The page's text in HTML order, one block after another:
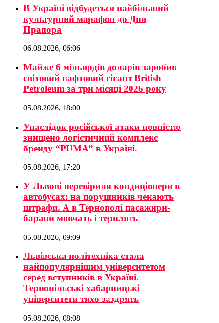
В Україні відбудеться найбільший
культурний марафон до Дня
Прапора
06.08.2026, 06:06
Майже 6 мільярдів доларів заробив
світовий нафтовий гігант British
Petroleum за три місяці 2026 року
05.08.2026, 18:00
Унаслідок російської атаки повністю
знищено логістичний комплекс
бренду “PUMA” в Україні.
05.08.2026, 17:20
У Львові перевірили кондиціонери в
автобусах: на порушників чекають
штрафи. А в Тернополі пасажири-
барани мовчать і терплять
05.08.2026, 09:09
Львівська політехніка стала
найпопулярнішим університетом
серед вступників в Україні.
Тернопільські хабарницькі
університети тихо заздрять
05.08.2026, 08:08